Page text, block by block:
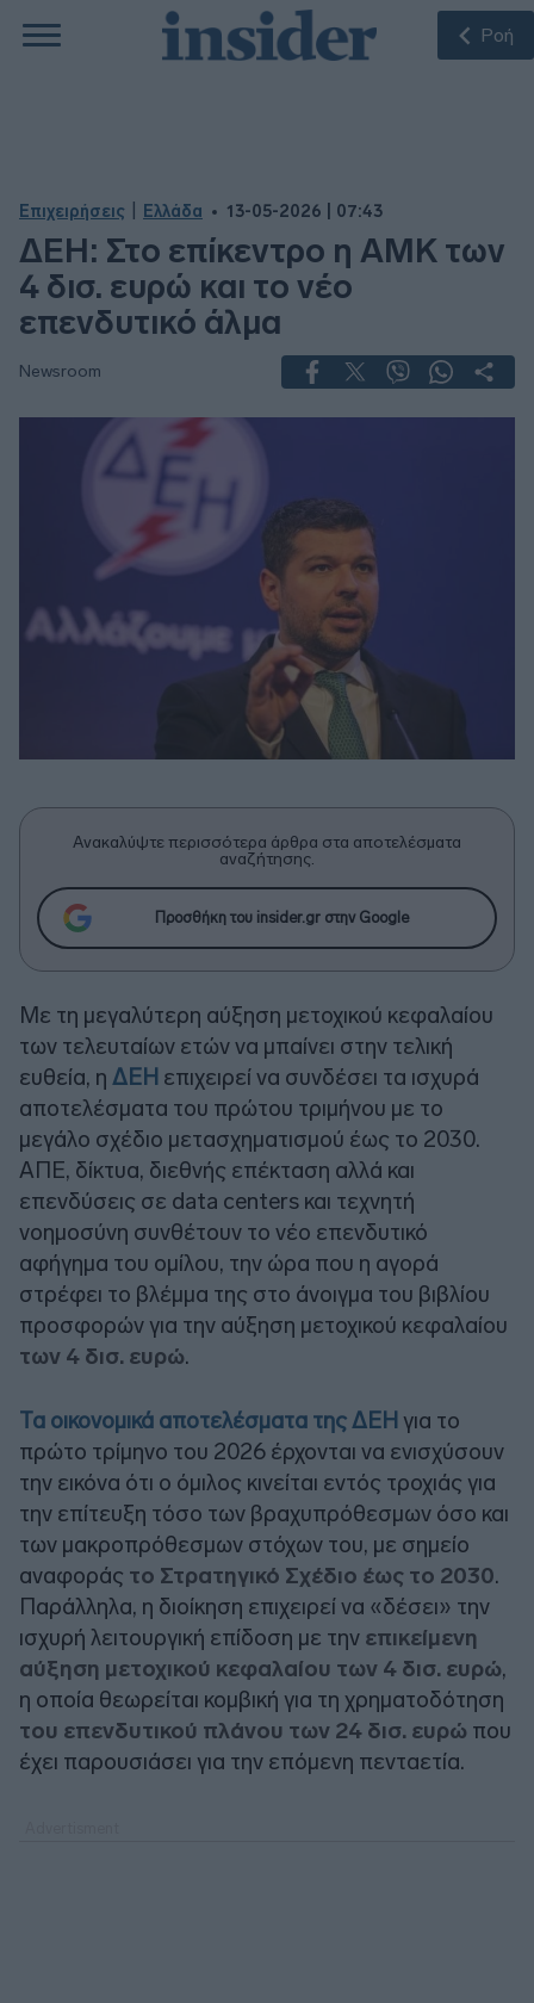
Ροή
Επιχειρήσεις Ελλάδα 13-05-2026 | 07:43
ΔΕΗ: Στο επίκεντρο η ΑΜΚ των
4 δισ. ευρώ και το νέο
επενδυτικό άλμα
Newsroom
Ανακαλύψτε περισσότερα άρθρα στα αποτελέσματα
αναζήτησης.
Προσθήκη του insider.gr στην Google
Με τη μεγαλύτερη αύξηση μετοχικού κεφαλαίου
των τελευταίων ετών να μπαίνει στην τελική
ευθεία, η ΔΕΗ επιχειρεί να συνδέσει τα ισχυρά
αποτελέσματα του πρώτου τριμήνου με το
μεγάλο σχέδιο μετασχηματισμού έως το 2030.
ΑΠΕ, δίκτυα, διεθνής επέκταση αλλά και
επενδύσεις σε data centers και τεχνητή
νοημοσύνη συνθέτουν το νέο επενδυτικό
αφήγημα του ομίλου, την ώρα που η αγορά
στρέφει το βλέμμα της στο άνοιγμα του βιβλίου
προσφορών για την αύξηση μετοχικού κεφαλαίου
των 4 δισ. ευρώ.
Τα οικονομικά αποτελέσματα της ΔΕΗ για το
πρώτο τρίμηνο του 2026 έρχονται να ενισχύσουν
την εικόνα ότι ο όμιλος κινείται εντός τροχιάς για
την επίτευξη τόσο των βραχυπρόθεσμων όσο και
των μακροπρόθεσμων στόχων του, με σημείο
αναφοράς το Στρατηγικό Σχέδιο έως το 2030.
Παράλληλα, η διοίκηση επιχειρεί να «δέσει» την
ισχυρή λειτουργική επίδοση με την επικείμενη
αύξηση μετοχικού κεφαλαίου των 4 δισ. ευρώ,
η οποία θεωρείται κομβική για τη χρηματοδότηση
του επενδυτικού πλάνου των 24 δισ. ευρώ που
έχει παρουσιάσει για την επόμενη πενταετία.